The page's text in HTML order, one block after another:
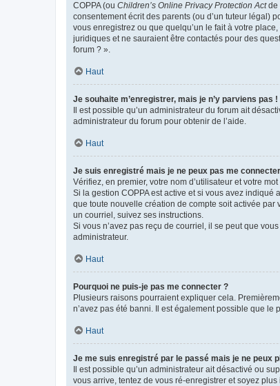
COPPA (ou Children’s Online Privacy Protection Actde
consentement écrit des parents (ou d’un tuteur légal)
vous enregistrez ou que quelqu’un le fait à votre
juridiques et ne sauraient être contactés pour des
forum ? ».
Haut
Je souhaite m’enregistrer, mais je n’y parviens pas !
Il est possible qu’un administrateur du forum ait
administrateur du forum pour obtenir de l’aide.
Haut
Je suis enregistré mais je ne peux pas me
Vérifiez, en premier, votre nom d’utilisateur et votre
Si la gestion COPPA est active et si vous avez
que toute nouvelle création de compte soit activée
un courriel, suivez ses instructions.
Si vous n’avez pas reçu de courriel, il se peut que
administrateur.
Haut
Pourquoi ne puis-je pas me connecter ?
Plusieurs raisons pourraient expliquer cela.
n’avez pas été banni. Il est également possible que
Haut
Je me suis enregistré par le passé mais je ne peux
Il est possible qu’un administrateur ait désactivé ou
vous arrive, tentez de vous ré-enregistrer et soyez plus